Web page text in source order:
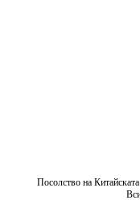
Посолство на